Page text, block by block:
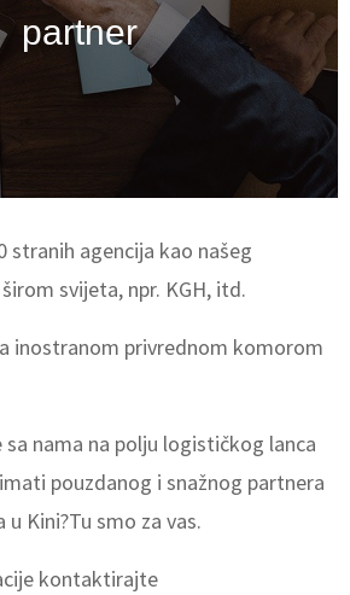
partner
stranih agencija kao našeg
svijeta, npr. KGH, itd.
inostranom privrednom komorom
nama na polju logističkog lanca
pouzdanog i snažnog partnera
Kini?Tu smo za vas.
kontaktirajte